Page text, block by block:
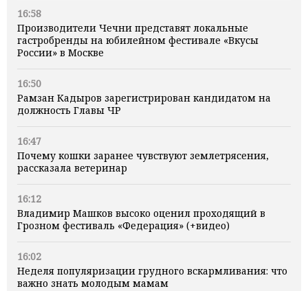
16:58
Производители Чечни представят локальные
гастробренды на юбилейном фестивале «Вкусы
России» в Москве
16:50
Рамзан Кадыров зарегистрирован кандидатом на
должность Главы ЧР
16:47
Почему кошки заранее чувствуют землетрясения,
рассказала ветеринар
16:12
Владимир Машков высоко оценил проходящий в
Грозном фестиваль «Федерация» (+видео)
16:02
Неделя популяризации грудного вскармливания: что
важно знать молодым мамам